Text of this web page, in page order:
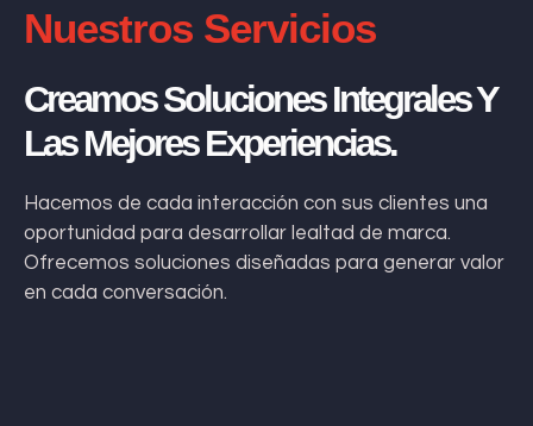
Nuestros Servicios
Creamos Soluciones Integrales Y
Las Mejores Experiencias.
Hacemos de cada interacción con sus clientes una
oportunidad para desarrollar lealtad de marca.
Ofrecemos soluciones diseñadas para generar valor
en cada conversación.